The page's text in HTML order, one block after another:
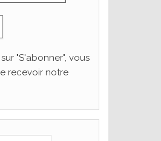
"S'abonner", vous
recevoir notre